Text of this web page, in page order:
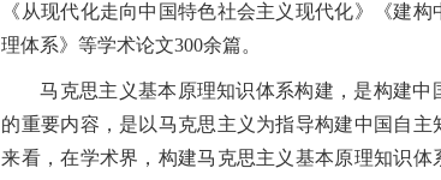
《从现代化走向中国特色社会主义现代化》《建
理体系》等学术论文300余篇。
马克思主义基本原理知识体系构建，是构建中
的重要内容，是以马克思主义为指导构建中国自
来看，在学术界，构建马克思主义基本原理知识